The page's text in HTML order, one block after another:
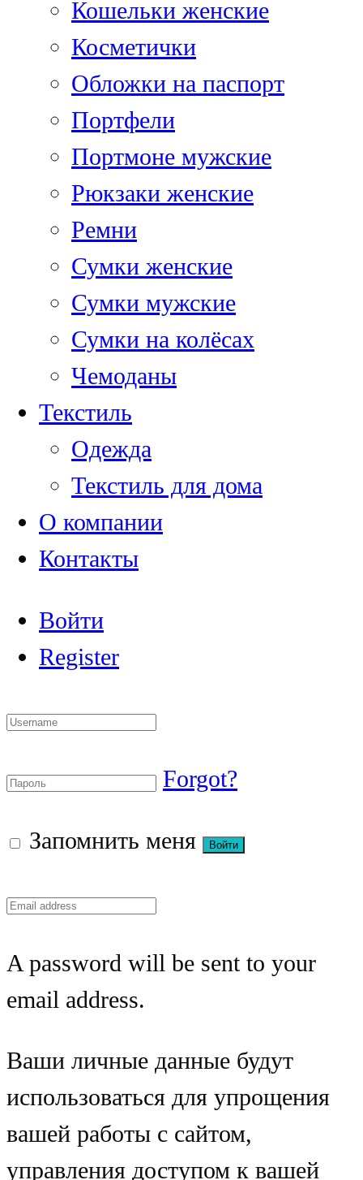
Кошельки женские
Косметички
Обложки на паспорт
Портфели
Портмоне мужские
Рюкзаки женские
Ремни
Сумки женские
Сумки мужские
Сумки на колёсах
Чемоданы
Текстиль
Одежда
Текстиль для дома
О компании
Контакты
Войти
Register
Forgot?
Запомнить меня
A password will be sent to your
email address.
Ваши личные данные будут
использоваться для упрощения
вашей работы с сайтом,
управления доступом к вашей